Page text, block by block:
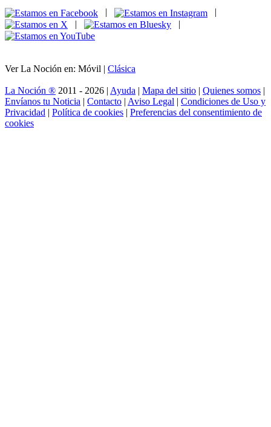
|
|
|
|
Ver La Noción en: Móvil | Clásica
La Noción ® 2011 - 2026 | Ayuda | Mapa del sitio | Quienes somos |
Envíanos tu Noticia | Contacto | Aviso Legal | Condiciones de Uso y
Privacidad | Política de cookies | Preferencias del consentimiento de
cookies